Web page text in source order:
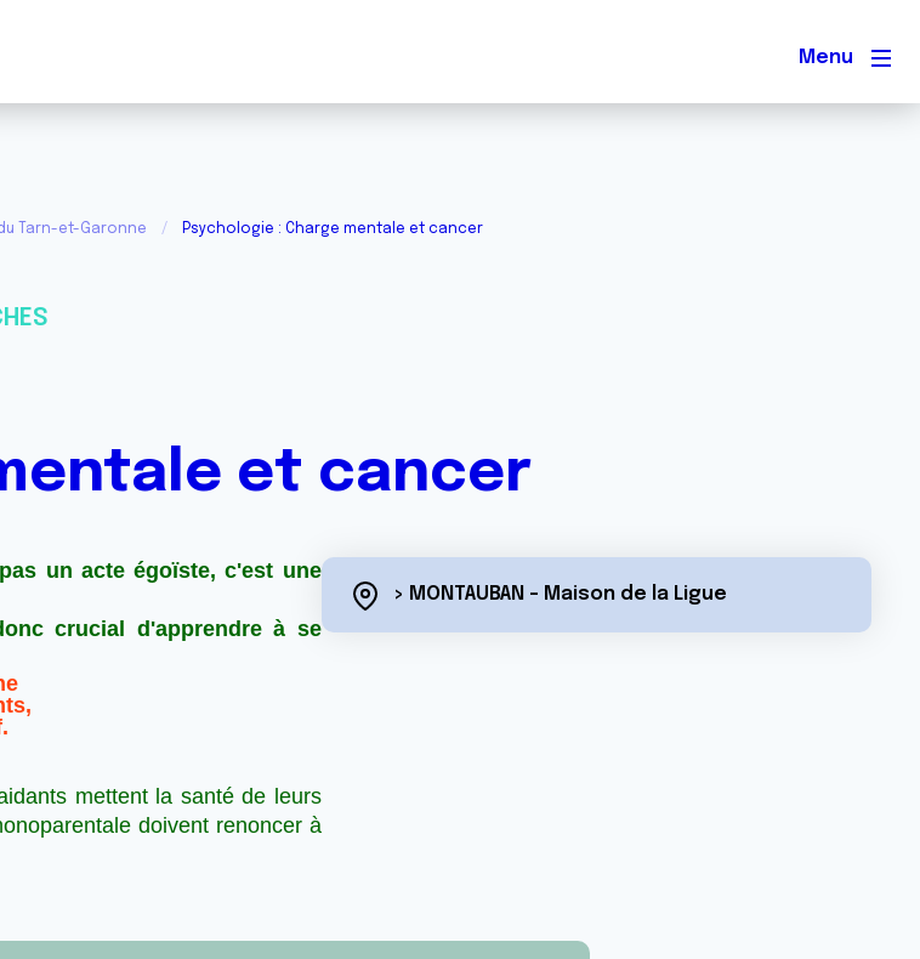
Menu
Tarn-et-Garonne Psychologie : Charge mentale et cancer
et cancer
un acte égoïste, c'est une
crucial d'apprendre à se
mettent la santé de leurs
doivent renoncer à
> MONTAUBAN - Maison de la Ligue